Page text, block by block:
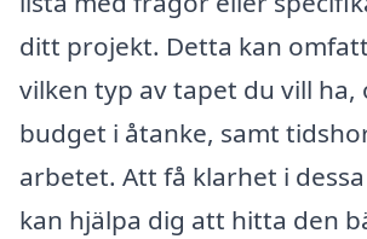
ditt projekt. Detta kan
vilken typ av tapet du vill ha,
budget i åtanke, samt
arbetet. Att få klarhet i
kan hjälpa dig att hitta den